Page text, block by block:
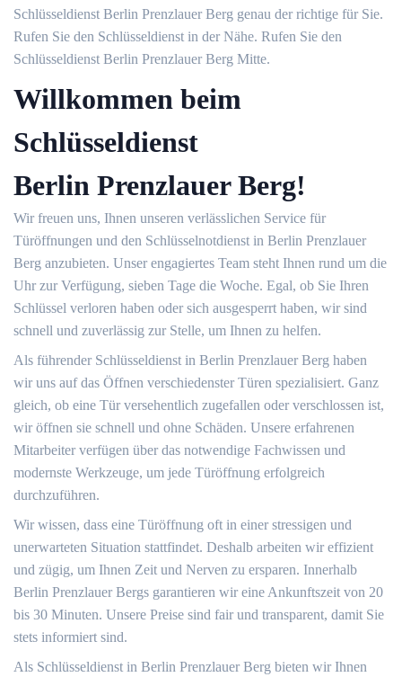
Schlüsseldienst Berlin Prenzlauer Berg genau der richtige für Sie.
Rufen Sie den Schlüsseldienst in der Nähe. Rufen Sie den
Schlüsseldienst Berlin Prenzlauer Berg Mitte.
Willkommen beim
Schlüsseldienst
Berlin Prenzlauer Berg!
Wir freuen uns, Ihnen unseren verlässlichen Service für
Türöffnungen und den Schlüsselnotdienst in Berlin Prenzlauer
Berg anzubieten. Unser engagiertes Team steht Ihnen rund um die
Uhr zur Verfügung, sieben Tage die Woche. Egal, ob Sie Ihren
Schlüssel verloren haben oder sich ausgesperrt haben, wir sind
schnell und zuverlässig zur Stelle, um Ihnen zu helfen.
Als führender Schlüsseldienst in Berlin Prenzlauer Berg haben
wir uns auf das Öffnen verschiedenster Türen spezialisiert. Ganz
gleich, ob eine Tür versehentlich zugefallen oder verschlossen ist,
wir öffnen sie schnell und ohne Schäden. Unsere erfahrenen
Mitarbeiter verfügen über das notwendige Fachwissen und
modernste Werkzeuge, um jede Türöffnung erfolgreich
durchzuführen.
Wir wissen, dass eine Türöffnung oft in einer stressigen und
unerwarteten Situation stattfindet. Deshalb arbeiten wir effizient
und zügig, um Ihnen Zeit und Nerven zu ersparen. Innerhalb
Berlin Prenzlauer Bergs garantieren wir eine Ankunftszeit von 20
bis 30 Minuten. Unsere Preise sind fair und transparent, damit Sie
stets informiert sind.
Als Schlüsseldienst in Berlin Prenzlauer Berg bieten wir Ihnen